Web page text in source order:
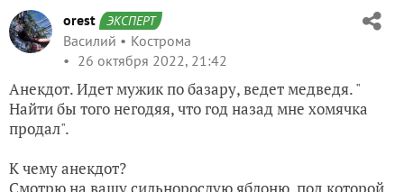
orest ЭКСПЕРТ
Василий
Кострома
26 октября 2022, 21:42
Анекдот. Идет мужик по базару, ведет медведя. "
Найти бы того негодяя, что год назад мне хомячка
продал".
К чему анекдот?